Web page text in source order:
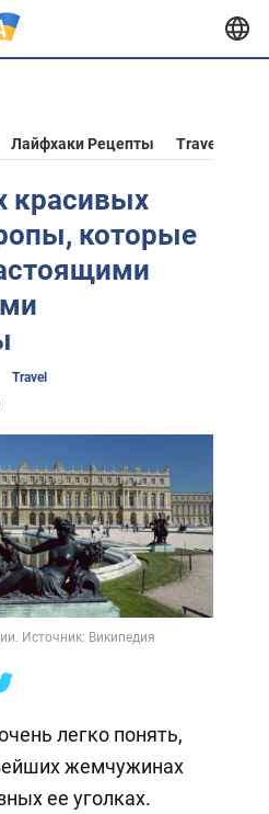
Лайфхаки Рецепты Travel
красивых
которые
Travel
Источник: Википедия
легко понять,
жемчужинах
ее уголках.